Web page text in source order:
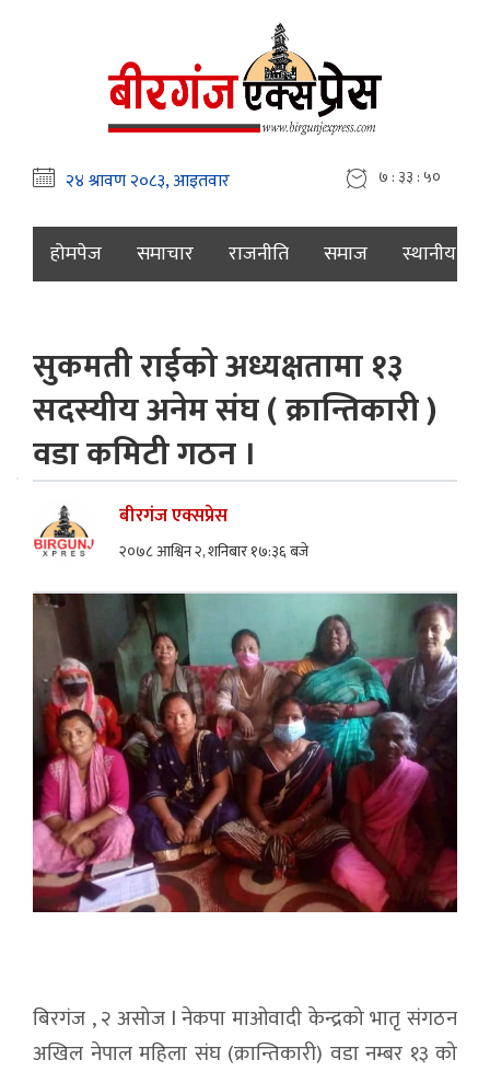
७ : ३३ : ५१
होमपेज समाचार राजनीति समाज स्थानीय
सुकमती राईको अध्यक्षतामा १३
सदस्यीय अनेम संघ ( क्रान्तिकारी )
वडा कमिटी गठन ।
बीरगंज एक्सप्रेस
२०७८ आश्विन २, शनिबार १७:३६ बजे
बिरगंज , २ असोज l नेकपा माओवादी केन्द्रको भातृ संगठन
अखिल नेपाल महिला संघ (क्रान्तिकारी) वडा नम्बर १३ को